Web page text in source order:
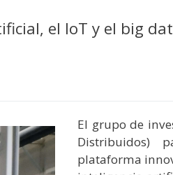
el IoT y el big
El grupo de
Distribuidos)
plataforma